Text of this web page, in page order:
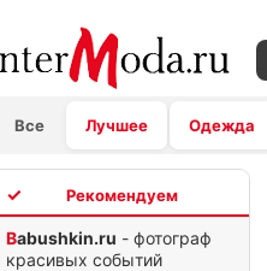
Все Лучшее Одежда
Babushkin.ru - фотограф
красивых событий